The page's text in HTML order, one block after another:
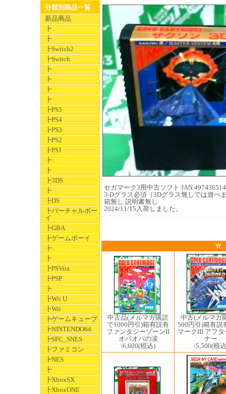
分類別商品一覧
新品商品
┣
┣
┣Switch2
┣Switch
┣
┣
┣
┣
┣PS5
┣PS4
┣PS3
┣PS2
┣PS1
┣
┣
┣3DS
┣
┣DS
┣バーチャルボー
イ
┣GBA
┣ゲームボーイ
┣
┣
┣PSVita
┣PSP
┣
┣Wii U
┣Wii
┣ゲームキューブ
┣NINTENDO64
┣SFC_SNES
┣ファミコン
┣NES
┣
┣XboxSX
┣XboxONE
セガマーク3用中古ソフト JAN
3-Dグラス必須（3Dグラス無しでは遊べ
箱無し 説明書無し
2024/11/15入荷しました。
☆
中古品(メルマガ購読
で1000円引)箱有説有
ファンタジーゾーンII
オパオパの涙
\6,600(税込)
中古(メルマガ
500円引)箱有説
マークIII アフ
ナー
\5,500(税